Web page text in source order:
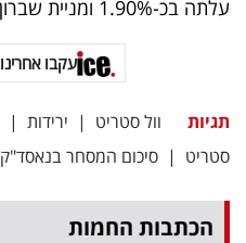
עלתה בכ-1.90% ומניית שברון רשמה עלייה של כ-1.15%.
עקבו אחרינו
תגיות וול סטריט | ירידות |
סטריט | סיכום המסחר בנאסד"ק
הכתבות החמות